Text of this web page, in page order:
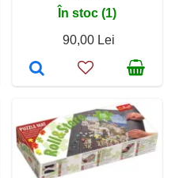
În stoc (1)
90,00 Lei